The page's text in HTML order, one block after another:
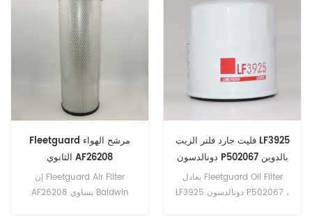
7E0975 ، Fiat 73067507 ،
Kobelco 2451U124-3A ،
Komatsu 600-181-9240.
فلتر الهواء العلامة التجارية:
Fleetguard
الجزء: AF26207 جزء الاسم:
Fleetguard مرشح الهواء
الثانوي AF26208
إن Fleetguard Air Filter
AF26208 يساوي Baldwin
فليت جارد فلتر الزيت LF3925
دونالدسون P502067 بالدوين
B1400 إشارة الصليب
يعادل Fleetguard Oil Filter
LF3925 دونالدسون P502067 ،